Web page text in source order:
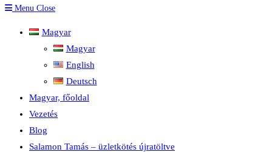
Menu Close
Magyar
Magyar
English
Deutsch
Magyar, főoldal
Vezetés
Blog
Salamon Tamás – üzletkötés újratöltve